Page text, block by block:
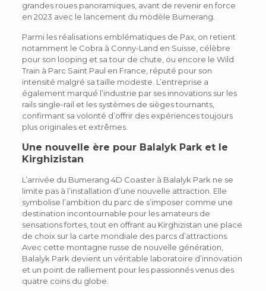
grandes roues panoramiques, avant de revenir en force
en 2023 avec le lancement du modèle Bumerang.
Parmi les réalisations emblématiques de Pax, on retient
notamment le Cobra à Conny-Land en Suisse, célèbre
pour son looping et sa tour de chute, ou encore le Wild
Train à Parc Saint Paul en France, réputé pour son
intensité malgré sa taille modeste. L’entreprise a
également marqué l’industrie par ses innovations sur les
rails single-rail et les systèmes de sièges tournants,
confirmant sa volonté d’offrir des expériences toujours
plus originales et extrêmes.
Une nouvelle ère pour Balalyk Park et le
Kirghizistan
L’arrivée du Bumerang 4D Coaster à Balalyk Park ne se
limite pas à l’installation d’une nouvelle attraction. Elle
symbolise l’ambition du parc de s’imposer comme une
destination incontournable pour les amateurs de
sensations fortes, tout en offrant au Kirghizistan une place
de choix sur la carte mondiale des parcs d’attractions.
Avec cette montagne russe de nouvelle génération,
Balalyk Park devient un véritable laboratoire d’innovation
et un point de ralliement pour les passionnés venus des
quatre coins du globe.